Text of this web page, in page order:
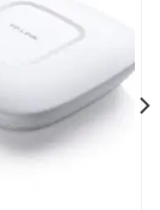
Add to wishlist